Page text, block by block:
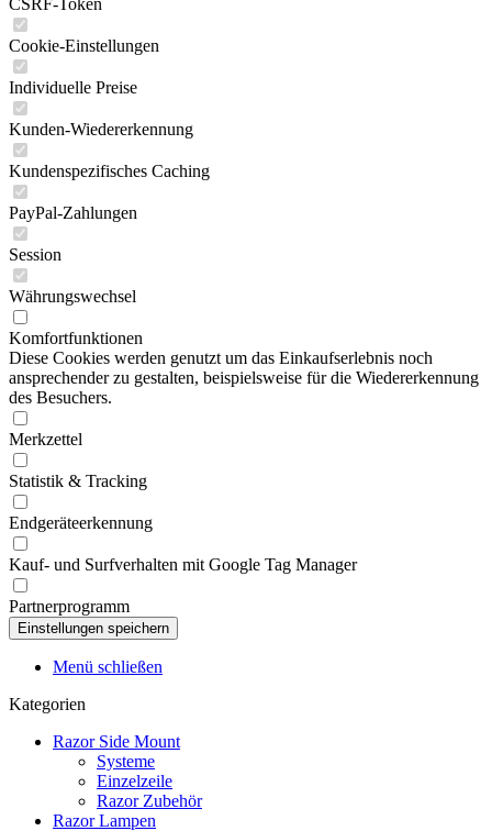
CSRF-Token
Cookie-Einstellungen
Individuelle Preise
Kunden-Wiedererkennung
Kundenspezifisches Caching
PayPal-Zahlungen
Session
Währungswechsel
Komfortfunktionen
Diese Cookies werden genutzt um das Einkaufserlebnis noch
ansprechender zu gestalten, beispielsweise für die Wiedererkennung
des Besuchers.
Merkzettel
Statistik & Tracking
Endgeräteerkennung
Kauf- und Surfverhalten mit Google Tag Manager
Partnerprogramm
Menü schließen
Kategorien
Razor Side Mount
Systeme
Einzelzeile
Razor Zubehör
Razor Lampen